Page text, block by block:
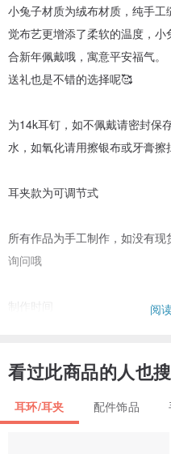
小兔子材质为绒布材质，纯手
觉布艺更增添了柔软的温度，
合新年佩戴哦，寓意平安福气。
送礼也是不错的选择呢🥰
为14k耳钉，如不佩戴请密封保
水，如氧化请用擦银布或牙膏擦
耳夹款为可调节式
所有作品为手工制作，如没有
询问哦
制作时间
邮费
产地/制造方式
阅
看过此商品的人也
耳环/耳夹 配件饰品